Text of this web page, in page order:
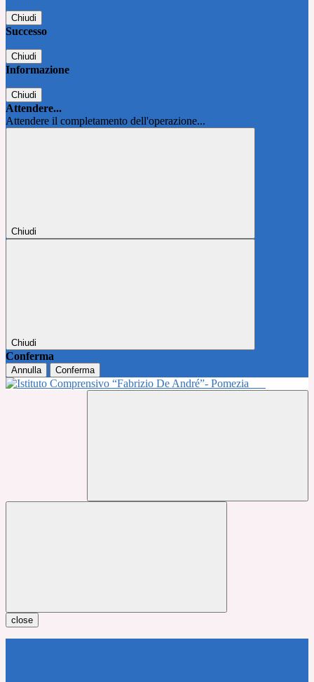
Chiudi
Successo
Chiudi
Informazione
Chiudi
Attendere...
Attendere il completamento dell'operazione...
Chiudi
Chiudi
Conferma
Annulla Conferma
close